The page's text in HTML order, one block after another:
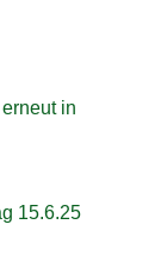
in
15.6.25